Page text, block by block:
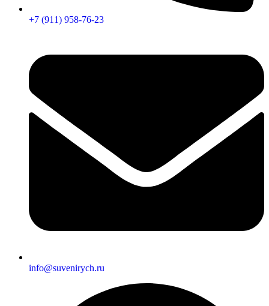
+7 (911) 958-76-23
info@suvenirych.ru